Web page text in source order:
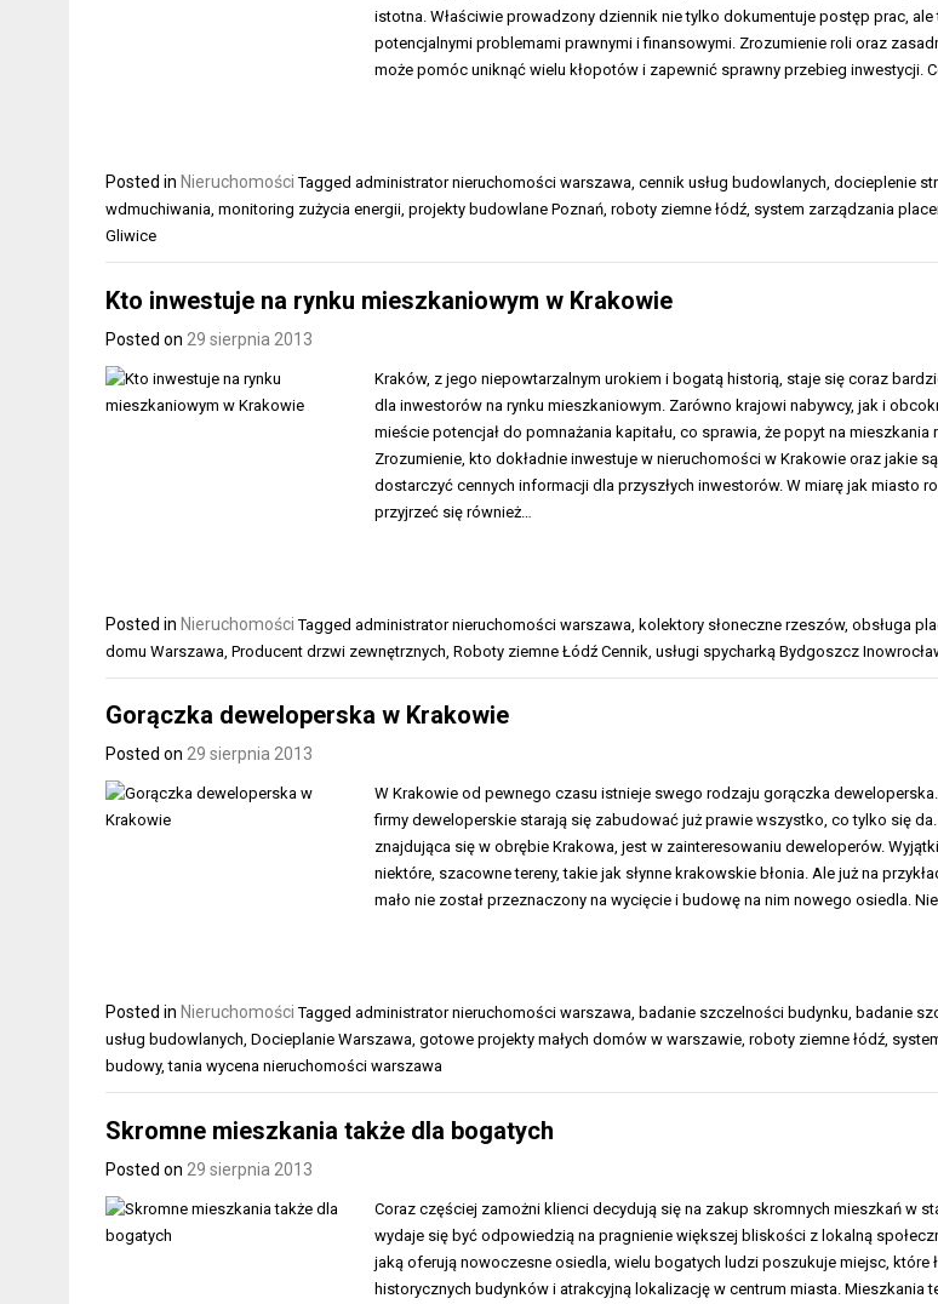
istotna. Właściwie prowadzony dziennik nie tylko dokumentuje postęp prac, ale
potencjalnymi problemami prawnymi i finansowymi. Zrozumienie roli oraz
może pomóc uniknąć wielu kłopotów i zapewnić sprawny przebieg inwestycji.
Posted in Nieruchomości Tagged administrator nieruchomości warszawa, cennik usług budowlanych, docieplenie
wdmuchiwania, monitoring zużycia energii, projekty budowlane Poznań, roboty ziemne łódź, system zarządzania
Gliwice
Kto inwestuje na rynku mieszkaniowym w Krakowie
Posted on 29 sierpnia 2013
Kraków, z jego niepowtarzalnym urokiem i bogatą historią, staje się coraz
dla inwestorów na rynku mieszkaniowym. Zarówno krajowi nabywcy, jak i
mieście potencjał do pomnażania kapitału, co sprawia, że popyt na mieszkania
Zrozumienie, kto dokładnie inwestuje w nieruchomości w Krakowie oraz jakie
dostarczyć cennych informacji dla przyszłych inwestorów. W miarę jak miasto
przyjrzeć się również…
Posted in Nieruchomości Tagged administrator nieruchomości warszawa kolektory słoneczne rzeszów, obsługa
domu Warszawa Producent drzwi zewnętrznych Roboty ziemne Łódź Cennik usługi spycharką Bydgoszcz
Gorączka deweloperska w Krakowie
Posted on 29 sierpnia 2013
W Krakowie od pewnego czasu istnieje swego rodzaju gorączka deweloperska.
firmy deweloperskie starają się zabudować już prawie wszystko, co tylko się
znajdująca się w obrębie Krakowa, jest w zainteresowaniu deweloperów.
niektóre, szacowne tereny, takie jak słynne krakowskie błonia. Ale już na
mało nie został przeznaczony na wycięcie i budowę na nim nowego osiedla.
Posted in Nieruchomości Tagged administrator nieruchomości warszawa, badanie szczelności budynku, badanie
usług budowlanych, Docieplanie Warszawa, gotowe projekty małych domów w warszawie, roboty ziemne łódź,
budowy,tania wycena nieruchomości warszawa
Skromne mieszkania także dla bogatych
Posted on 29 sierpnia 2013
Coraz częściej zamożni klienci decydują się na zakup skromnych mieszkań w
wydaje się być odpowiedzią na pragnienie większej bliskości z lokalną
jaką oferują nowoczesne osiedla, wielu bogatych ludzi poszukuje miejsc, które
historycznych budynków i atrakcyjną lokalizację w centrum miasta. Mieszkania